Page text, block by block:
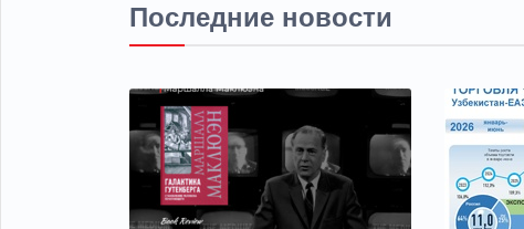
Последние новости